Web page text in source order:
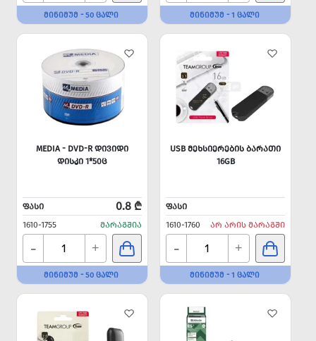
ᲛᲘᲜᲘᲛᲣᲛ - 50 ᲪᲐᲚᲘ ᲛᲘᲜᲘᲛᲣᲛ - 1 ᲪᲐᲚᲘ
MEDIA - DVD-R ᲓᲘᲕᲘᲓᲘ
ᲓᲘᲡᲙᲘ 1*50Ც
ᲤᲐᲡᲘ 0.8 ₾
1610-1755 ᲛᲐᲠᲐᲒᲨᲘᲐ
- +
ᲛᲘᲜᲘᲛᲣᲛ - 50 ᲪᲐᲚᲘ
USB ᲛᲔᲮᲡᲘᲔᲠᲔᲑᲘᲡ ᲑᲐᲠᲐᲗᲘ
16GB
ᲤᲐᲡᲘ
1610-1760
ᲐᲠ ᲐᲠᲘᲡ ᲛᲐᲠᲐᲒᲨᲘ
- +
ᲛᲘᲜᲘᲛᲣᲛ - 1 ᲪᲐᲚᲘ